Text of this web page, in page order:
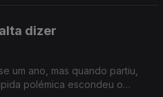
dizer
um ano, mas quando partiu,
polémica escondeu o